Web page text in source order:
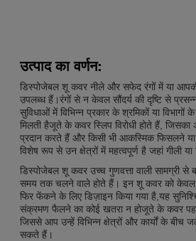
उत्पाद का वर्णन:
डिस्पोजेबल शू कवर नीले और सफेद रंगों में या
उपलब्ध हैं।रंगों से न केवल सौंदर्य की दृष्टि से
सुविधाओं में विभिन्न प्रकार के श्रमिकों या
मिलती हैजूते के कवर स्लिप विरोधी होते हैं,
प्रदान करते हैं और किसी भी आकस्मिक फिसलने
विशेष रूप से उन क्षेत्रों में महत्वपूर्ण है जहां गीली
डिस्पोजेबल शू कवर उच्च गुणवत्ता वाली सामग्री
समय तक चलने वाले होते हैं। इन शू कवर को केवल
फिर फेंकने के लिए डिज़ाइन किया गया है,यह
संक्रमण फैलने का कोई खतरा न होजूते के कवर
जिससे आप उन्हें विभिन्न क्षेत्रों और कार्यों के
सकते हैं।